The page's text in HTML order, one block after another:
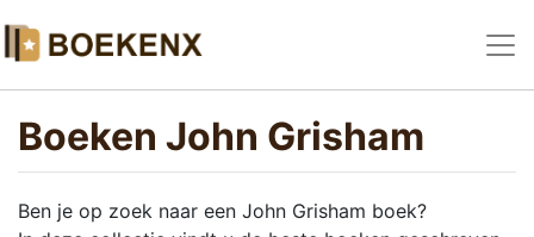
Boeken John Grisham
Ben je op zoek naar een John Grisham boek?